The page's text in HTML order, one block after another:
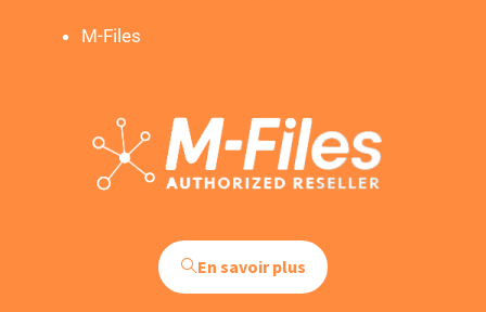
M-Files
En savoir plus